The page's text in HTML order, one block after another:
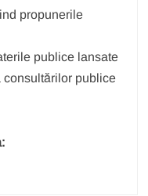
propunerile
publice lansate
consultărilor publice